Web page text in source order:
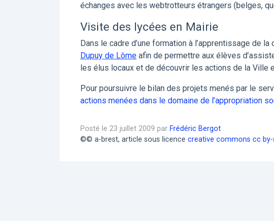
échanges avec les webtrotteurs étrangers (belges,
Visite des lycées en Mairie
Dans le cadre d’une formation à l’apprentissage de
Dupuy de Lôme afin de permettre aux élèves
les élus locaux et de découvrir les actions de la Ville
Pour poursuivre le bilan des projets menés par le
actions menées dans le domaine de l’appropriation
Posté le 23 juillet 2009 par Frédéric Bergot
©© a-brest, article sous licence creative commons cc by-